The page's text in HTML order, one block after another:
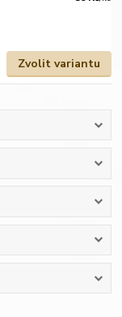
Zvolit variantu